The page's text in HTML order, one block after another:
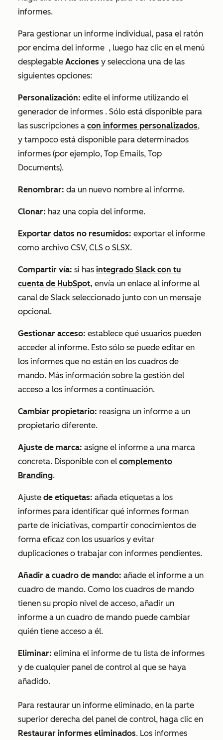
informes.
Para gestionar un informe individual, pasa el ratón
por encima del informe , luego haz clic en el menú
desplegable Acciones y selecciona una de las
siguientes opciones:
Personalización: edite el informe utilizando el
generador de informes . Sólo está disponible para
las suscripciones a con informes personalizados,
y tampoco está disponible para determinados
informes (por ejemplo, Top Emails, Top
Documents).
Renombrar: da un nuevo nombre al informe.
Clonar: haz una copia del informe.
Exportar datos no resumidos: exportar el informe
como archivo CSV, CLS o SLSX.
Compartir vía: si has integrado Slack con tu
cuenta de HubSpot, envía un enlace al informe al
canal de Slack seleccionado junto con un mensaje
opcional.
Gestionar acceso: establece qué usuarios pueden
acceder al informe. Esto sólo se puede editar en
los informes que no están en los cuadros de
mando. Más información sobre la gestión del
acceso a los informes a continuación.
Cambiar propietario: reasigna un informe a un
propietario diferente.
Ajuste de marca: asigne el informe a una marca
concreta. Disponible con el complemento
Branding.
Ajuste de etiquetas: añada etiquetas a los
informes para identificar qué informes forman
parte de iniciativas, compartir conocimientos de
forma eficaz con los usuarios y evitar
duplicaciones o trabajar con informes pendientes.
Añadir a cuadro de mando: añade el informe a un
cuadro de mando. Como los cuadros de mando
tienen su propio nivel de acceso, añadir un
informe a un cuadro de mando puede cambiar
quién tiene acceso a él.
Eliminar: elimina el informe de tu lista de informes
y de cualquier panel de control al que se haya
añadido.
Para restaurar un informe eliminado, en la parte
superior derecha del panel de control, haga clic en
Restaurar informes eliminados. Los informes